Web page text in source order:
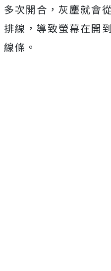
多次開合，灰塵就會
排線，導致螢幕在開
線條。